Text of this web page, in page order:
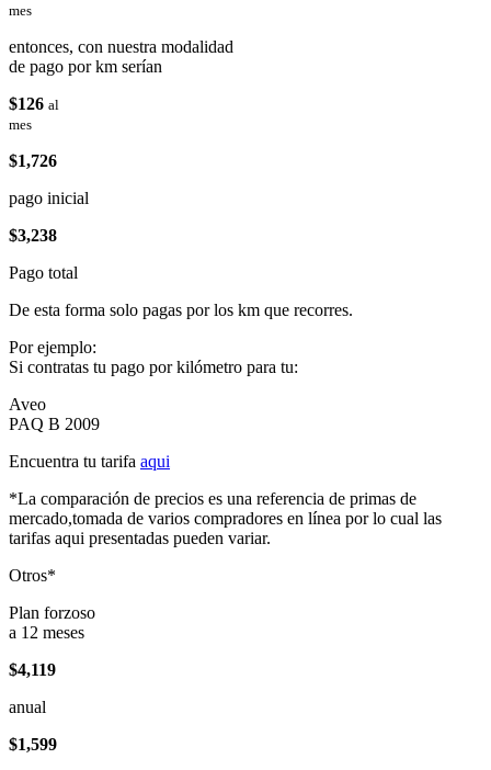
mes
entonces, con nuestra modalidad
de pago por km serían
$126 al
mes
$1,726
pago inicial
$3,238
Pago total
De esta forma solo pagas por los km que recorres.
Por ejemplo:
Si contratas tu pago por kilómetro para tu:
Aveo
PAQ B 2009
Encuentra tu tarifa aqui
*La comparación de precios es una referencia de primas de
mercado,tomada de varios compradores en línea por lo cual las
tarifas aqui presentadas pueden variar.
Otros*
Plan forzoso
a 12 meses
$4,119
anual
$1,599